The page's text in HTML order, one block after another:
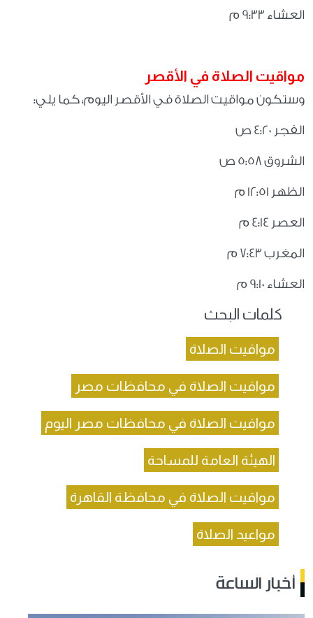
العشاء 9:33 م
مواقيت الصلاة في الأقصر
وستكون مواقيت الصلاة في الأقصر اليوم، كما يلي:
الفجر 4:20 ص
الشروق 5:58 ص
الظهر 12:51 م
العصر 4:14 م
المغرب 7:43 م
العشاء 9:10 م
كلمات البحث
مواقيت الصلاة
مواقيت الصلاة في محافظات مصر
مواقيت الصلاة في محافظات مصر اليوم
الهيئة العامة للمساحة
مواقيت الصلاة في محافظة القاهرة
مواعيد الصلاة
أخبار الساعة